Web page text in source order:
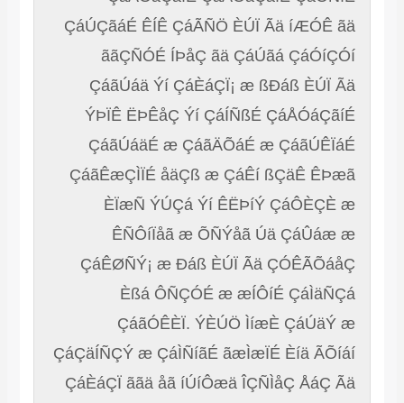
ÇáÚÇãáÉ ÊÍÊ ÇáÃÑÖ ÈÚÏ Ãä íÆÓÊ ãä
ããÇÑÓÉ ÍÞåÇ ãä ÇáÚãá ÇáÓíÇÓí
ÇáãÚáä Ýí ÇáÈáÇÏ¡ æ ßÐáß ÈÚÏ Ãä
ÝÞÏÊ ËÞÊåÇ Ýí ÇáÍÑßÉ ÇáÅÓáÇãíÉ
ÇáãÚáäÉ æ ÇáãÄÕáÉ æ ÇáãÚÊÏáÉ
ÇáãÊæÇÌÏÉ åäÇß æ ÇáÊí ßÇäÊ ÊÞæã
ÈÏæÑ ÝÚÇá Ýí ÊËÞíÝ ÇáÔÈÇÈ æ
ÊÑÔíÏåã æ ÕÑÝåã Úä ÇáÛáæ æ
ÇáÊØÑÝ¡ æ Ðáß ÈÚÏ Ãä ÇÓÊÃÕáåÇ
Èßá ÔÑÇÓÉ æ æÍÔíÉ ÇáÌäÑÇá
ÇáãÓÊÈÏ. ÝÈÚÖ ÌíæÈ ÇáÚäÝ æ
ÇáÇäÍÑÇÝ æ ÇáÌÑíãÉ ãæÌæÏÉ Èíä ÃÕíáí
ÇáÈáÇÏ ããä åã íÚíÔæä ÎÇÑÌåÇ ÅáÇ Ãä